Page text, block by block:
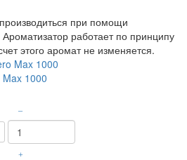
при помощи
работает по принципу
этого аромат не изменяется.
Max 1000
–
+